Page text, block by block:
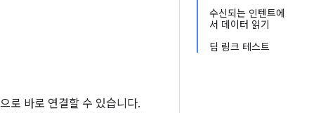
수신되는 인텐트에
서 데이터 읽기
딥 링크 테스트
로 바로 연결할 수 있습니다.